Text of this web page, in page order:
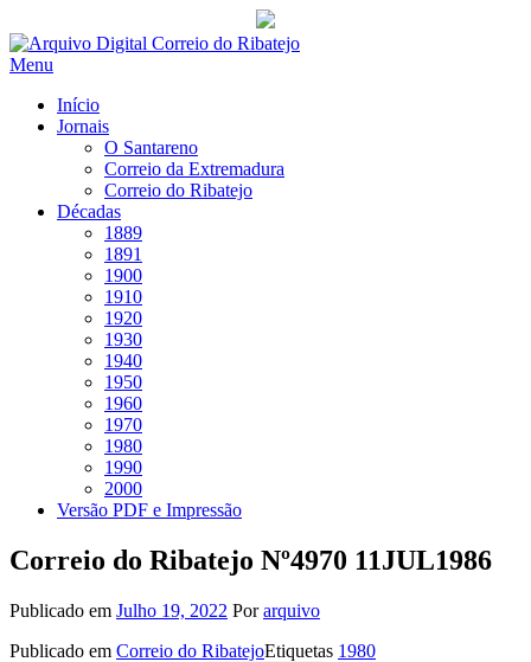
Saltar
para
Menu
Início
Jornais
O Santareno
Correio da Extremadura
Correio do Ribatejo
Décadas
1889
1891
1900
1910
1920
1930
1940
1950
1960
1970
1980
1990
2000
Versão PDF e Impressão
Correio do Ribatejo Nº4970 11JUL1986
Publicado em Julho 19, 2022 Porarquivo
Publicado em Correio do RibatejoEtiquetas 1980